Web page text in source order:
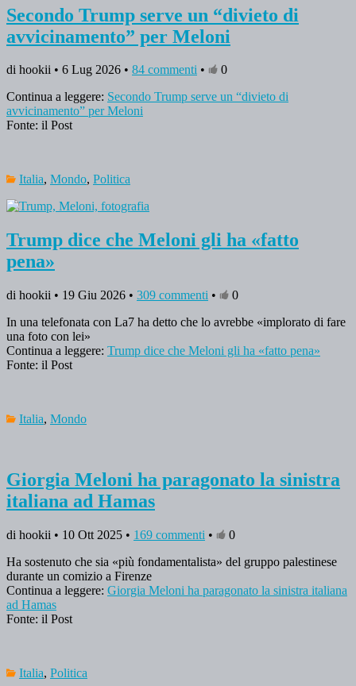
Secondo Trump serve un “divieto di
avvicinamento” per Meloni
di hookii • 6 Lug 2026 • 84 commenti •
0
Continua a leggere: Secondo Trump serve un “divieto di
avvicinamento” per Meloni
Fonte: il Post
Italia, Mondo, Politica
Trump dice che Meloni gli ha «fatto
pena»
di hookii • 19 Giu 2026 • 309 commenti •
0
In una telefonata con La7 ha detto che lo avrebbe «implorato di fare
una foto con lei»
Continua a leggere: Trump dice che Meloni gli ha «fatto pena»
Fonte: il Post
Italia, Mondo
Giorgia Meloni ha paragonato la sinistra
italiana ad Hamas
di hookii • 10 Ott 2025 • 169 commenti •
0
Ha sostenuto che sia «più fondamentalista» del gruppo palestinese
durante un comizio a Firenze
Continua a leggere: Giorgia Meloni ha paragonato la sinistra italiana
ad Hamas
Fonte: il Post
Italia, Politica